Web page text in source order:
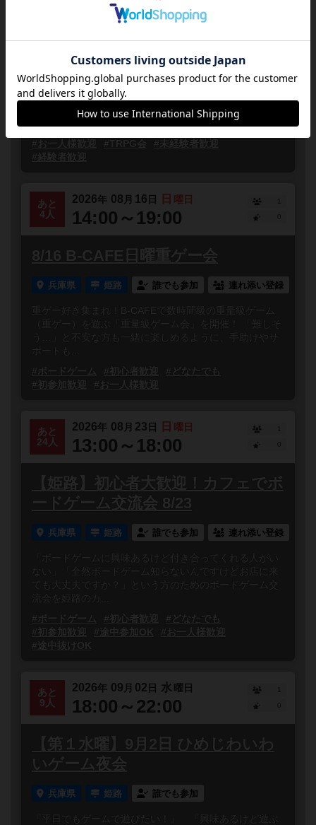
はりたくTRPG会（8月16日）
兵庫県 JR播但線 野里駅降りてすぐ
開催日 8月16日（日） 開場 １１時３０分前後 閉会 １９
時前後 会場 姫路市花の北市民広場 2F 第３和室 注意
点 ・施設の...
#どなたでも
#初心者歓迎
#初参加歓迎
#お一人様歓迎
#TRPG会
#未経験者歓迎
#経験者歓迎
あと
4人
2026年 08 月 16 日 日 曜日
14:00～19:00
1
8/16 B-CAFE日曜重ゲー会
兵庫県 姫路 誰でも参加 連れ添い登録
重ゲー好き集まれ！B-CAFEで数時間級の重量級ゲーム
（重ゲー）を遊ぶ「重量級ゲーム会」を開催！ 「難しそ
う…」と不安な方も一緒に楽しめるように、手助けやサ
#ボードゲーム
#初心者歓迎
#どなたでも
#初参加歓迎
#お一人様歓迎
あと
24人
2026年 08 月 23 日 日 曜日
13:00～18:00
1
【姫路】初心者大歓迎！カフェでボ
ードゲーム交流会 8/23
兵庫県 姫路 誰でも参加 連れ添い登録
「ボードゲームに興味あるけど付き合ってくれる人がい
ない」「全然ボードゲーム知らないんですけどお店に来
ても大丈夫ですか？」という方のためのボードゲーム交
流会を姫路のカ...
#ボードゲーム
#初心者歓迎
#どなたでも
#初参加歓迎
#途中参加OK
#お一人様歓迎
#途中抜けOK
あと
9人
2026年 09 月 02 日 水 曜日
18:00～22:00
1
【第１水曜】9月2日 ひめじわいわ
いゲーム夜会
兵庫県 姫路 誰でも参加
『平日でもゲームで遊びたい！』 『興味あるけど遊ぶ